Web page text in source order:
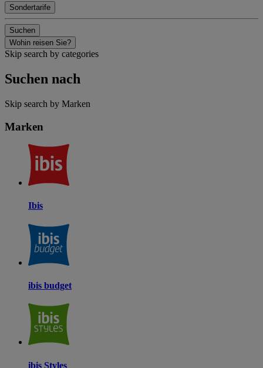
Sondertarife
Suchen
Wohin reisen Sie?
Skip search by categories
Suchen nach
Skip search by Marken
Marken
Ibis
ibis budget
ibis Styles